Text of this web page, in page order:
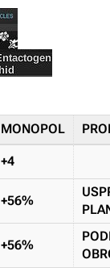
MONOPOL
+4
+56%
+56%